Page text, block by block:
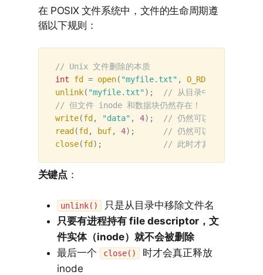
在 POSIX 文件系统中，文件的生命周期遵
循以下规则：
// Unix 文件删除的本质
int
fd = open( "myfile.txt" , O_RDWR
unlink( "myfile.txt");
// 从目录中移除名字
// 但文件 inode 和数据块仍然存在！
write(fd , "data" , 4);
// 仍然可以写入
read (fd , buf, 4);
// 仍然可以读取
close(fd ); // 此时才真正释放
关键点 ：
unlink()
只是从目录中移除文件名
只要有进程持有 file descriptor，文
件实体（inode）就不会被删除
最后一个
close()
时才会真正释放
inode